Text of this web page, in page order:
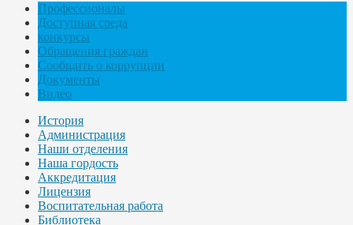
Профессионалы
Доступная среда
конкурсы
Обращения граждан
Сообщить о коррупции
Документы
Видео
История
Администрация
Наши отделения
Наша гордость
Аккредитация
Лицензия
Воспитательная работа
Библиотека